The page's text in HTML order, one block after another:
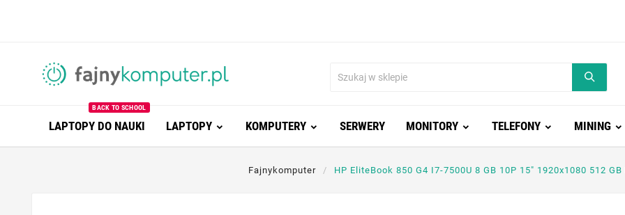
LAPTOPY DO NAUKI
BACK TO SCHOOL
LAPTOPY KOMPUTERY SERWERY MONITORY TELEFONY MINING
Fajnykomputer HP EliteBook 850 G4 I7-7500U 8 GB 10P 15" 1920x1080 512